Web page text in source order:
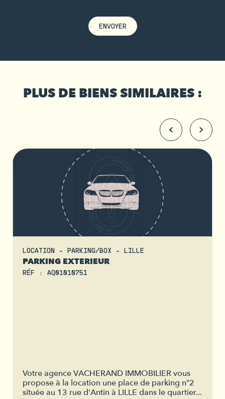
ENVOYER
PLUS DE BIENS SIMILAIRES :
LOCATION - PARKING/BOX - LILLE
PARKING EXTERIEUR
RÉF : AQ01010751
Votre agence VACHERAND IMMOBILIER vous
propose à la location une place de parking n°2
située au 13 rue d'Antin à LILLE dans le quartier...